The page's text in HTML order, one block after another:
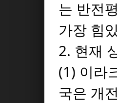
는 반전
가장 힘
2. 현재
(1) 이라
국은 개